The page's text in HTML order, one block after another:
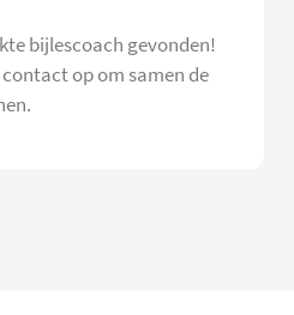
bijlescoach gevonden!
op om samen de